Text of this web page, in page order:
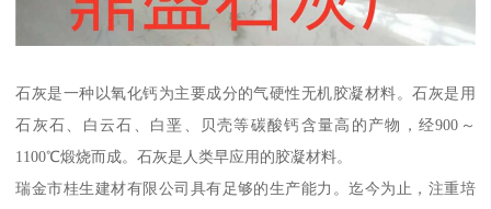
石灰是一种以氧化钙为主要成分的气硬性无机胶凝材料。石灰是用
石灰石、白云石、白垩、贝壳等碳酸钙含量高的产物，经900～
1100℃煅烧而成。石灰是人类早应用的胶凝材料。
瑞金市桂生建材有限公司具有足够的生产能力。迄今为止，注重培